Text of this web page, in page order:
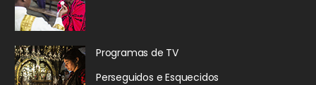
Programas de TV
Perseguidos e Esquecidos